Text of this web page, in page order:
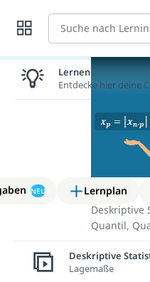
Suche
NEU Lernplan
Deskriptive
Quantil,
Lernen lohnt sich!
Entdecke hier deine
Deskriptive
Lagemaße